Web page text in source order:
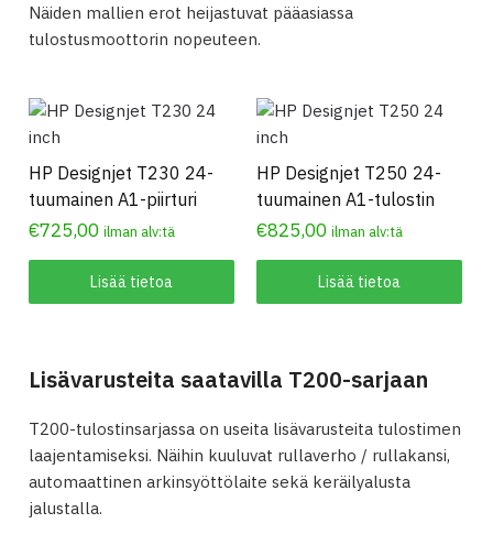
Näiden mallien erot heijastuvat pääasiassa
tulostusmoottorin nopeuteen.
HP Designjet T230 24-
tuumainen A1-piirturi
€725,00 ilman alv:tä
Lisää tietoa
HP Designjet T250 24-
tuumainen A1-tulostin
€825,00 ilman alv:tä
Lisää tietoa
Lisävarusteita saatavilla T200-sarjaan
T200-tulostinsarjassa on useita lisävarusteita tulostimen
laajentamiseksi. Näihin kuuluvat rullaverho / rullakansi,
automaattinen arkinsyöttölaite sekä keräilyalusta
jalustalla.​